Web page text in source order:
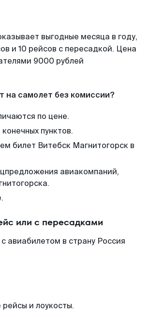
выгодные месяца в году,
и 10 рейсов с пересадкой. Цена
9000 рублей
на самолет без комиссии?
по цене.
пунктов.
билет Витебск Магнитогорск в
авиакомпаний,
или с пересадками
авиабилетом в страну Россия
и лоукосты.